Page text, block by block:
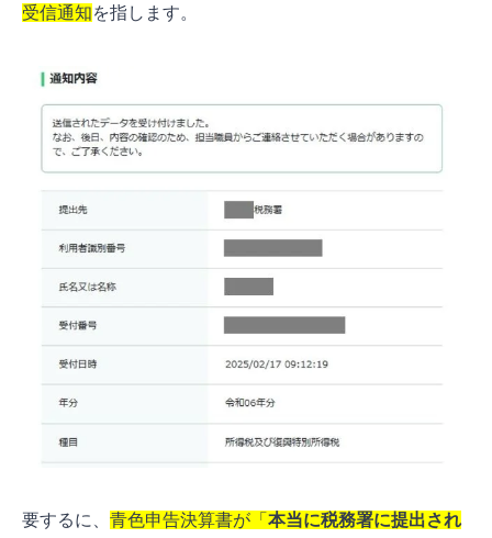
受信通知を指します。
要するに、 青色申告決算書が「 本当に税務署に提出され